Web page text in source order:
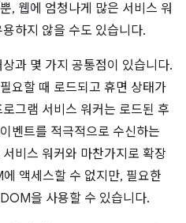
, 웹에 엄청나게 많은 서비스 워
하지 않을 수도 있습니다.
과 몇 가지 공통점이 있습니다.
요할 때 로드되고 휴면 상태가
그램 서비스 워커는 로드된 후
이벤트를 적극적으로 수신하는
비스 워커와 마찬가지로 확장
액세스할 수 없지만, 필요한
을 사용할 수 있습니다.